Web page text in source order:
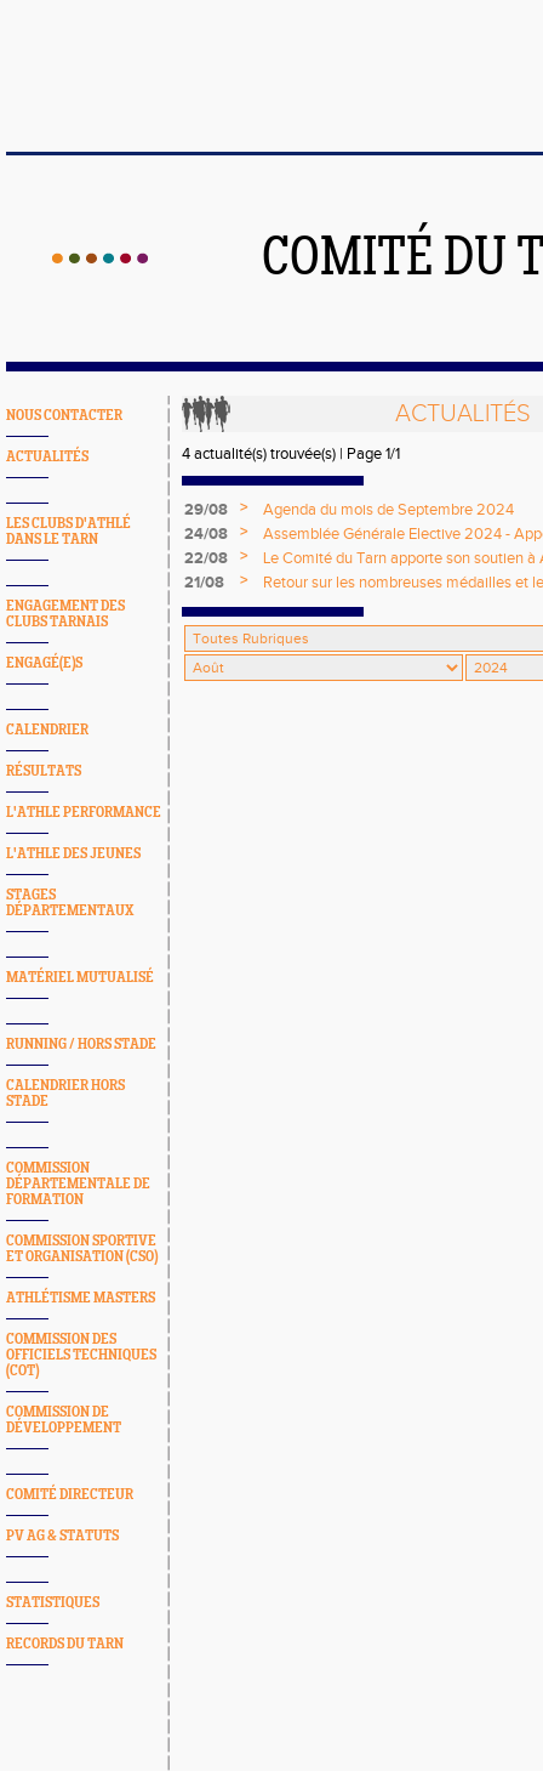
COMITÉ DU
NOUS CONTACTER
ACTUALITÉS
LES CLUBS D'ATHLÉ
DANS LE TARN
ENGAGEMENT DES
CLUBS TARNAIS
ENGAGÉ(E)S
CALENDRIER
RÉSULTATS
L'ATHLE PERFORMANCE
L'ATHLE DES JEUNES
STAGES
DÉPARTEMENTAUX
MATÉRIEL MUTUALISÉ
RUNNING / HORS STADE
CALENDRIER HORS
STADE
COMMISSION
DÉPARTEMENTALE DE
FORMATION
COMMISSION SPORTIVE
ET ORGANISATION (CSO)
ATHLÉTISME MASTERS
COMMISSION DES
OFFICIELS TECHNIQUES
(COT)
COMMISSION DE
DÉVELOPPEMENT
COMITÉ DIRECTEUR
PV AG & STATUTS
STATISTIQUES
RECORDS DU TARN
ACTUALITÉS
4 actualité(s) trouvée(s) | Page 1/1
29/08 >
Agenda du mois de Septembre 2024
24/08
>
Assemblée Générale Elective 2024 -
22/08
>
Le Comité du Tarn apporte son soutien à
21/08
>
Retour sur les nombreuses médailles et